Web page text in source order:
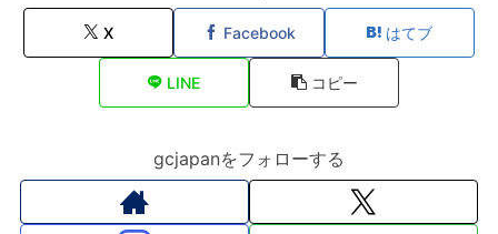
X Facebook はてブ
LINE コピー
gcjapanをフォローする